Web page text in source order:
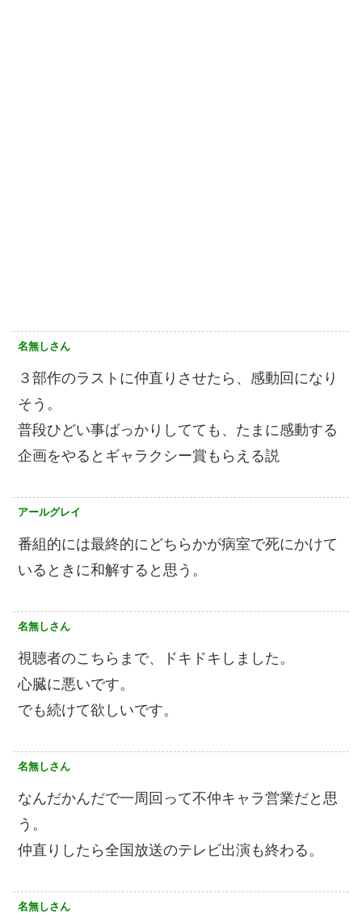
名無しさん
３部作のラストに仲直りさせたら、感動回になり
そう。
普段ひどい事ばっかりしてても、たまに感動する
企画をやるとギャラクシー賞もらえる説
アールグレイ
番組的には最終的にどちらかが病室で死にかけて
いるときに和解すると思う。
名無しさん
視聴者のこちらまで、ドキドキしました。
心臓に悪いです。
でも続けて欲しいです。
名無しさん
なんだかんだで一周回って不仲キャラ営業だと思
う。
仲直りしたら全国放送のテレビ出演も終わる。
名無しさん